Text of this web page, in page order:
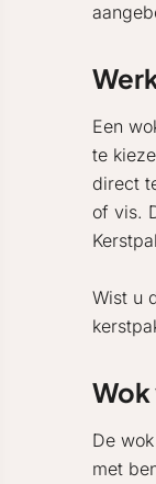
Een
te
direct
of vis.
Wist u
De
met